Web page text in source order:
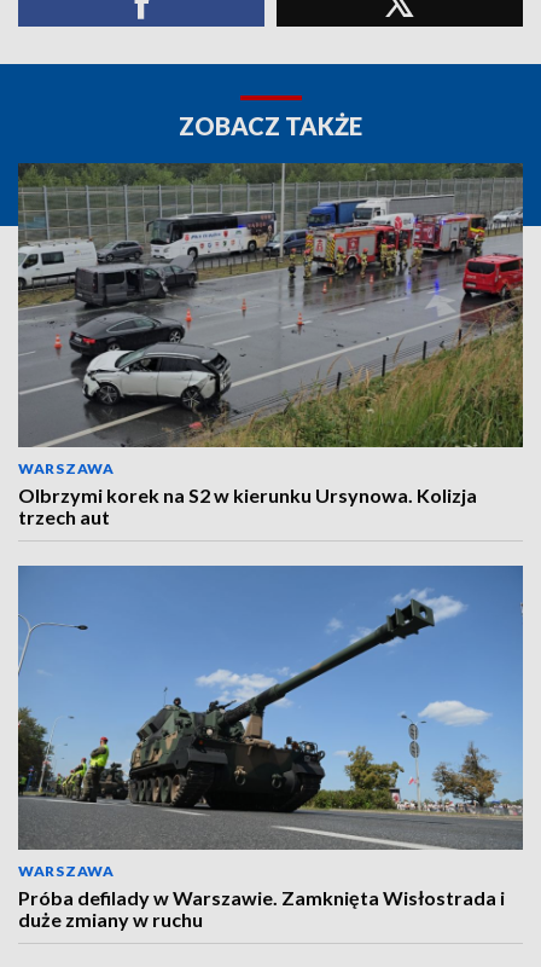
ZOBACZ TAKŻE
WARSZAWA
Olbrzymi korek na S2 w kierunku Ursynowa. Kolizja
trzech aut
WARSZAWA
Próba defilady w Warszawie. Zamknięta Wisłostrada i
duże zmiany w ruchu